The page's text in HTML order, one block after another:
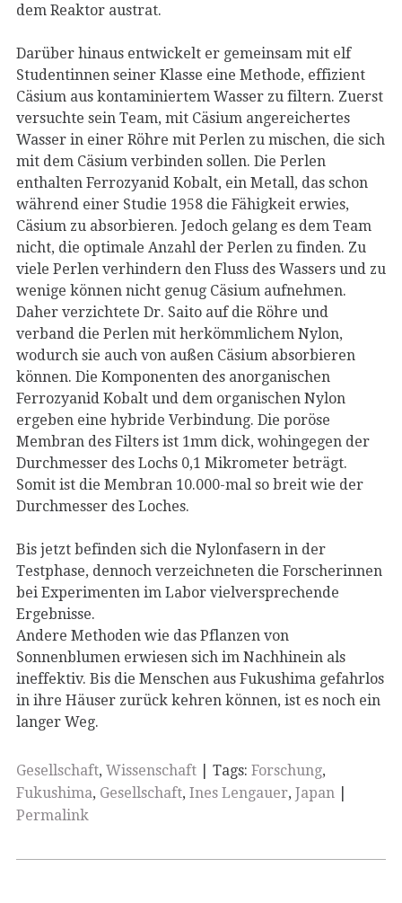
dem Reaktor austrat.
Darüber hinaus entwickelt er gemeinsam mit elf
Studentinnen seiner Klasse eine Methode, effizient
Cäsium aus kontaminiertem Wasser zu filtern. Zuerst
versuchte sein Team, mit Cäsium angereichertes
Wasser in einer Röhre mit Perlen zu mischen, die sich
mit dem Cäsium verbinden sollen. Die Perlen
enthalten Ferrozyanid Kobalt, ein Metall, das schon
während einer Studie 1958 die Fähigkeit erwies,
Cäsium zu absorbieren. Jedoch gelang es dem Team
nicht, die optimale Anzahl der Perlen zu finden. Zu
viele Perlen verhindern den Fluss des Wassers und zu
wenige können nicht genug Cäsium aufnehmen.
Daher verzichtete Dr. Saito auf die Röhre und
verband die Perlen mit herkömmlichem Nylon,
wodurch sie auch von außen Cäsium absorbieren
können. Die Komponenten des anorganischen
Ferrozyanid Kobalt und dem organischen Nylon
ergeben eine hybride Verbindung. Die poröse
Membran des Filters ist 1mm dick, wohingegen der
Durchmesser des Lochs 0,1 Mikrometer beträgt.
Somit ist die Membran 10.000-mal so breit wie der
Durchmesser des Loches.
Bis jetzt befinden sich die Nylonfasern in der
Testphase, dennoch verzeichneten die Forscherinnen
bei Experimenten im Labor vielversprechende
Ergebnisse.
Andere Methoden wie das Pflanzen von
Sonnenblumen erwiesen sich im Nachhinein als
ineffektiv. Bis die Menschen aus Fukushima gefahrlos
in ihre Häuser zurück kehren können, ist es noch ein
langer Weg.
Gesellschaft, Wissenschaft | Tags: Forschung,
Fukushima, Gesellschaft, Ines Lengauer, Japan
Permalink